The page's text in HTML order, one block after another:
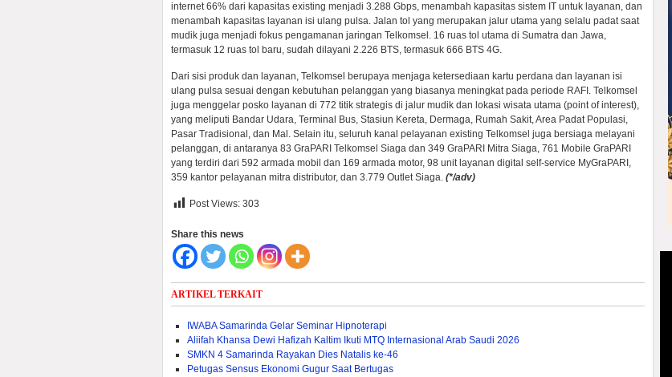
internet 66% dari kapasitas existing menjadi 3.288 Gbps, menambah kapasitas sistem IT untuk layanan, dan
menambah kapasitas layanan isi ulang pulsa. Jalan tol yang merupakan jalur utama yang selalu padat saat
mudik juga menjadi fokus pengamanan jaringan Telkomsel. 16 ruas tol utama di Sumatra dan Jawa,
termasuk 12 ruas tol baru, sudah dilayani 2.226 BTS, termasuk 666 BTS 4G.
Dari sisi produk dan layanan, Telkomsel berupaya menjaga ketersediaan kartu perdana dan layanan isi
ulang pulsa sesuai dengan kebutuhan pelanggan yang biasanya meningkat pada periode RAFI. Telkomsel
juga menggelar posko layanan di 772 titik strategis di jalur mudik dan lokasi wisata utama (point of interest),
yang meliputi Bandar Udara, Terminal Bus, Stasiun Kereta, Dermaga, Rumah Sakit, Area Padat Populasi,
Pasar Tradisional, dan Mal. Selain itu, seluruh kanal pelayanan existing Telkomsel juga bersiaga melayani
pelanggan, di antaranya 83 GraPARI Telkomsel Siaga dan 349 GraPARI Mitra Siaga, 761 Mobile GraPARI
yang terdiri dari 592 armada mobil dan 169 armada motor, 98 unit layanan digital self-service MyGraPARI,
359 kantor pelayanan mitra distributor, dan 3.779 Outlet Siaga. (*/adv)
Post Views: 303
Share this news
ARTIKEL TERKAIT
IWABA Samarinda Gelar Seminar Hipnoterapi
Aliifah Khansa Dewi Hafizah Kaltim Ikuti MTQ Internasional Arab Saudi 2026
SMKN 4 Samarinda Rayakan Dies Natalis ke-46
Petugas Sensus Ekonomi Gugur Saat Bertugas